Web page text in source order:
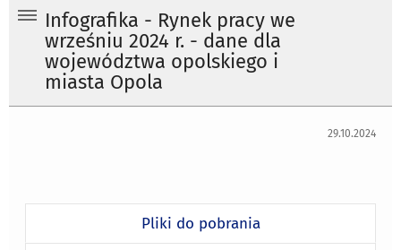
Infografika - Rynek pracy we
wrześniu 2024 r. - dane dla
województwa opolskiego i
miasta Opola
29.10.2024
Pliki do pobrania